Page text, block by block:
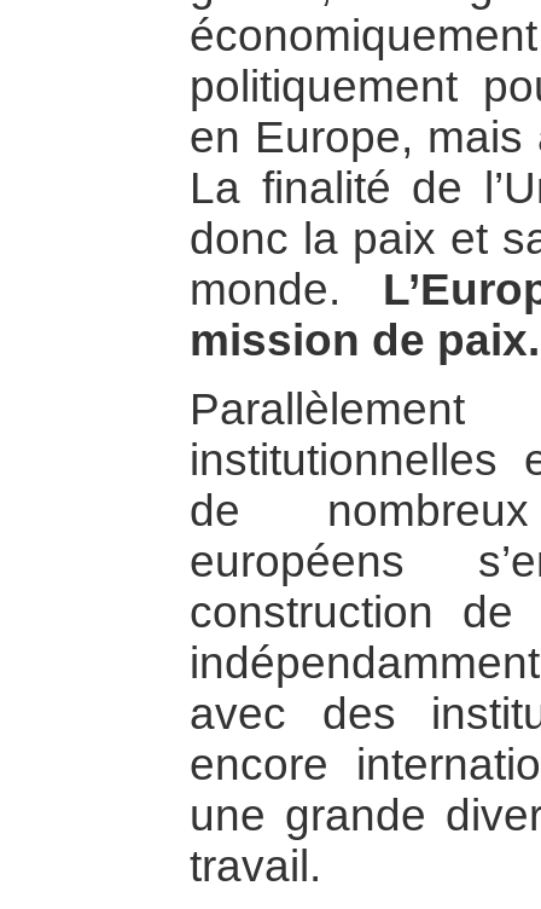
politiquement
en Europe,
La finalité de
donc la paix et
monde.
mission de paix.
institutionnelles
de
européens
construction
avec des
encore
une grande
travail.